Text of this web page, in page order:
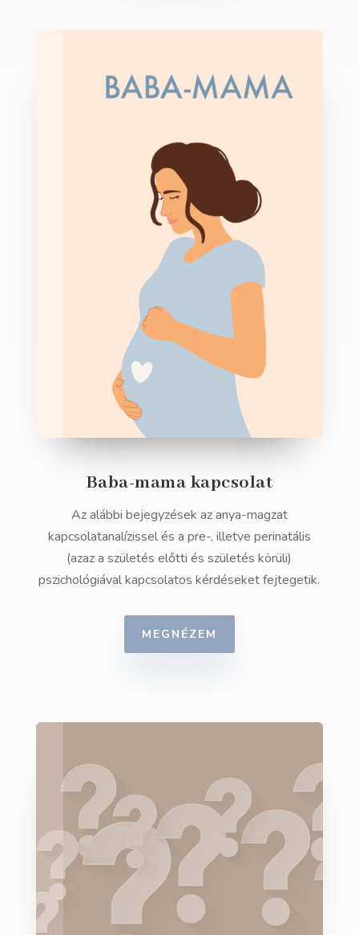
Baba-mama kapcsolat
Az alábbi bejegyzések az anya-magzat
kapcsolatanalízissel és a pre-, illetve perinatális
(azaz a születés előtti és születés körüli)
pszichológiával kapcsolatos kérdéseket fejtegetik.
MEGNÉZEM